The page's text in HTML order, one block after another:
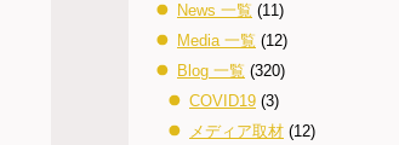
News 一覧 (11)
Media 一覧 (12)
Blog 一覧 (320)
COVID19 (3)
メディア取材 (12)